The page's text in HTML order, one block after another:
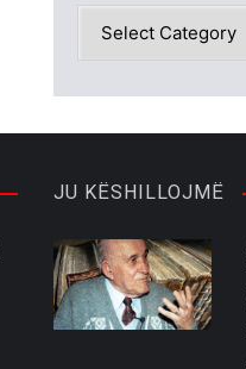
KATEGORITË
JU KËSHILLOJMË